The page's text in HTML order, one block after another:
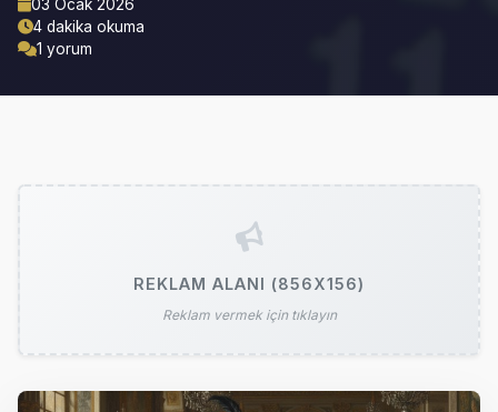
03 Ocak 2026
4 dakika okuma
1 yorum
REKLAM ALANI (856X156)
Reklam vermek için tıklayın